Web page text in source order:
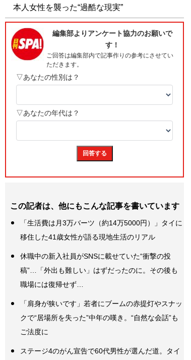
本人女性を襲った“過酷な現実”
この記者は、他にもこんな記事を書いています
「生活費は月3万バーツ（約14万5000円）」タイに
移住した41歳女性が語る現地生活のリアル
休職中の新入社員がSNSに載せていた“衝撃の投
稿”…「外出も難しい」はずだったのに。その後も
職場には復帰せず…
「肩身が狭いです」若者にブームの赤提灯やスナッ
クで“居場所を失った”中年の嘆き。“自然な会話”も
ご法度に
ステージ4のがん宣告で60代男性が選んだ道。タイ